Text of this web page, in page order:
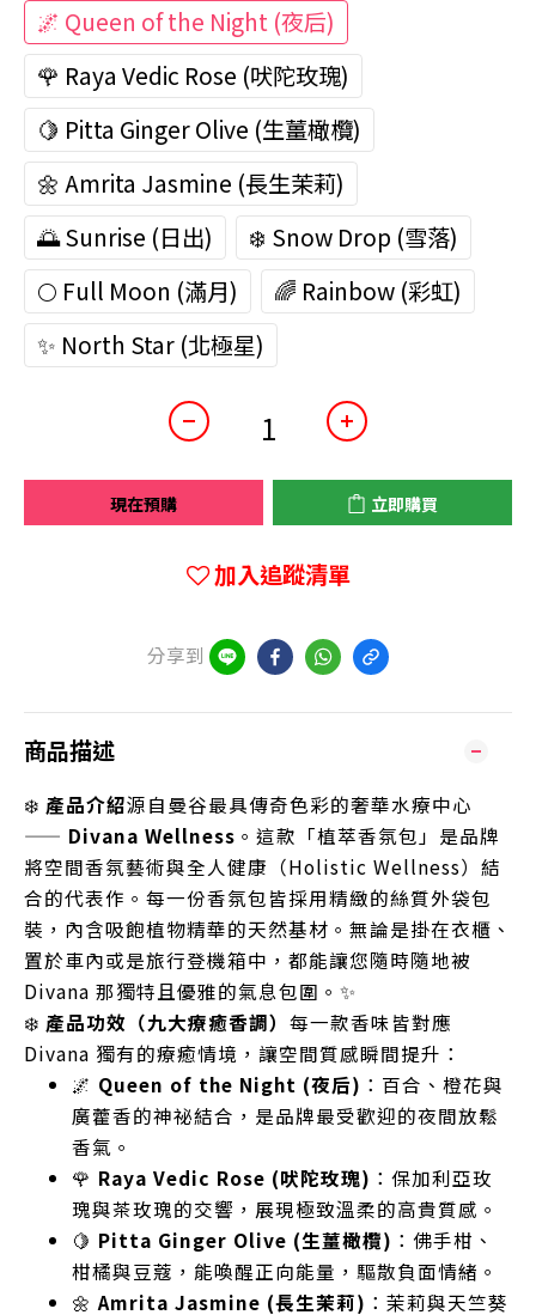
🌌 Queen of the Night (夜后)
🌹 Raya Vedic Rose (吠陀玫瑰)
🍋 Pitta Ginger Olive (生薑橄欖)
🌼 Amrita Jasmine (長生茉莉)
🌅 Sunrise (日出)
❄️ Snow Drop (雪落)
🌕 Full Moon (滿月)
🌈 Rainbow (彩虹)
✨ North Star (北極星)
現在預購 立即購買
加入追蹤清單
分享到
商品描述
❄️ 產品介紹源自曼谷最具傳奇色彩的奢華水療中心
—— Divana Wellness 。這款「植萃香氛包」是品牌
將空間香氛藝術與全人健康（Holistic Wellness）結
合的代表作。每一份香氛包皆採用精緻的絲質外袋包
裝，內含吸飽植物精華的天然基材。無論是掛在衣櫃、
置於車內或是旅行登機箱中，都能讓您隨時隨地被
Divana 那獨特且優雅的氣息包圍。✨
❄️ 產品功效（九大療癒香調） 每一款香味皆對應
Divana 獨有的療癒情境，讓空間質感瞬間提升：
🌌 Queen of the Night (夜后) ：百合、橙花與
廣藿香的神祕結合，是品牌最受歡迎的夜間放鬆
香氣。
🌹 Raya Vedic Rose (吠陀玫瑰) ：保加利亞玫
瑰與茶玫瑰的交響，展現極致溫柔的高貴質感。
🍋 Pitta Ginger Olive (生薑橄欖) ：佛手柑、
柑橘與豆蔻，能喚醒正向能量，驅散負面情緒。
🌼 Amrita Jasmine (長生茉莉) ：茉莉與天竺葵